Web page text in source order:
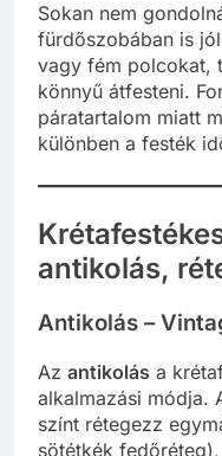
Sokan nem
fürdőszobában is
vagy fém polcokat,
könnyű átfesteni.
páratartalom miatt
különben a festék
antikolás,
Antikolás –
Az antikolás a
alkalmazási módja.
színt rétegezz
sötétkék